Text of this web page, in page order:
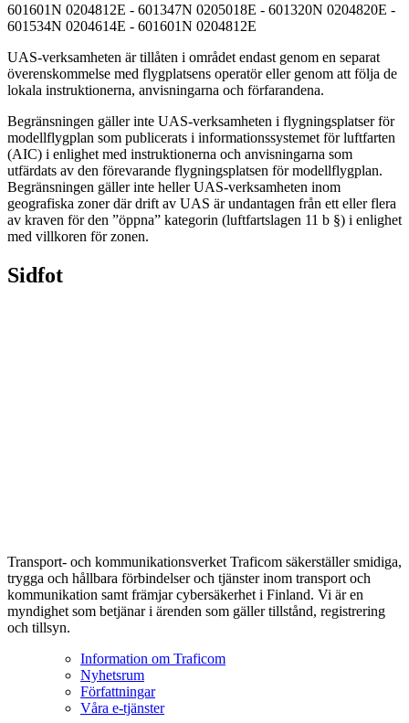
601601N 0204812E - 601347N 0205018E - 601320N 0204820E -
601534N 0204614E - 601601N 0204812E
UAS-verksamheten är tillåten i området endast genom en separat
överenskommelse med flygplatsens operatör eller genom att följa de
lokala instruktionerna, anvisningarna och förfarandena.
Begränsningen gäller inte UAS-verksamheten i flygningsplatser för
modellflygplan som publicerats i informationssystemet för luftfarten
(AIC) i enlighet med instruktionerna och anvisningarna som
utfärdats av den förevarande flygningsplatsen för modellflygplan.
Begränsningen gäller inte heller UAS-verksamheten inom
geografiska zoner där drift av UAS är undantagen från ett eller flera
av kraven för den ”öppna” kategorin (luftfartslagen 11 b §) i enlighet
med villkoren för zonen.
Sidfot
Transport- och kommunikationsverket Traficom säkerställer smidiga,
trygga och hållbara förbindelser och tjänster inom transport och
kommunikation samt främjar cybersäkerhet i Finland. Vi är en
myndighet som betjänar i ärenden som gäller tillstånd, registrering
och tillsyn.
Information om Traficom
Nyhetsrum
Författningar
Våra e-tjänster